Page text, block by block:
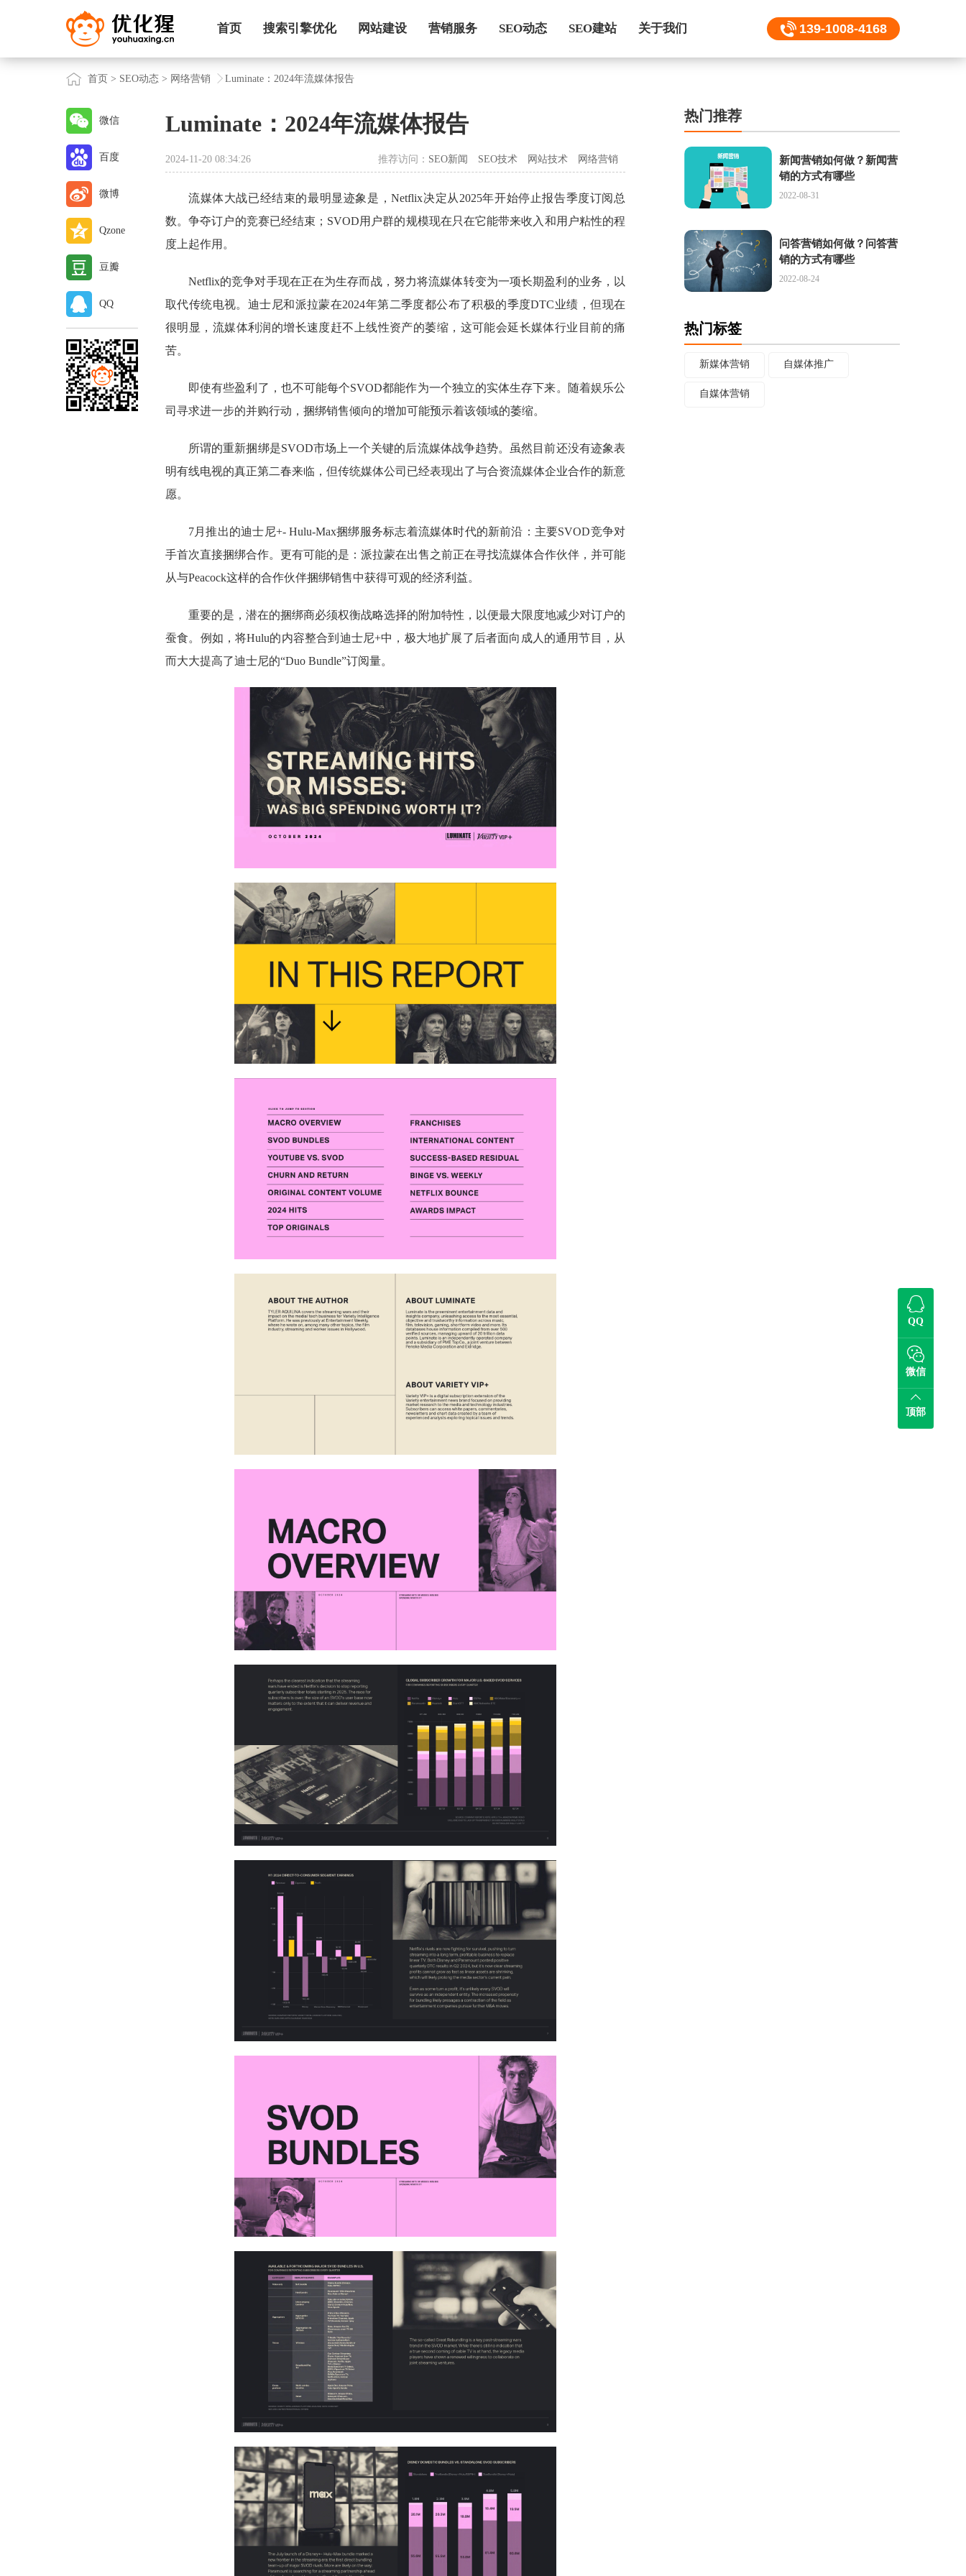
首页 搜索引擎优化 网站建设 营销服务 SEO动态 SEO建站 关于我们 139-1008-4168
首页 > SEO动态 > 网络营销 Luminate：2024年流媒体报告
Luminate：2024年流媒体报告
2024-11-20 08:34:26 推荐访问： SEO新闻 SEO技术 网站技术 网络营销
流媒体大战已经结束的最明显迹象是，Netflix决定从2025年开始停止报告季度订阅总
数。争夺订户的竞赛已经结束；SVOD用户群的规模现在只在它能带来收入和用户粘性的程
度上起作用。
Netflix的竞争对手现在正在为生存而战，努力将流媒体转变为一项长期盈利的业务，以
取代传统电视。迪士尼和派拉蒙在2024年第二季度都公布了积极的季度DTC业绩，但现在
很明显，流媒体利润的增长速度赶不上线性资产的萎缩，这可能会延长媒体行业目前的痛
苦。
即使有些盈利了，也不可能每个SVOD都能作为一个独立的实体生存下来。随着娱乐公
司寻求进一步的并购行动，捆绑销售倾向的增加可能预示着该领域的萎缩。
所谓的重新捆绑是SVOD市场上一个关键的后流媒体战争趋势。虽然目前还没有迹象表
明有线电视的真正第二春来临，但传统媒体公司已经表现出了与合资流媒体企业合作的新意
愿。
7月推出的迪士尼+- Hulu-Max捆绑服务标志着流媒体时代的新前沿：主要SVOD竞争对
手首次直接捆绑合作。更有可能的是：派拉蒙在出售之前正在寻找流媒体合作伙伴，并可能
从与Peacock这样的合作伙伴捆绑销售中获得可观的经济利益。
重要的是，潜在的捆绑商必须权衡战略选择的附加特性，以便最大限度地减少对订户的
蚕食。例如，将Hulu的内容整合到迪士尼+中，极大地扩展了后者面向成人的通用节目，从
而大大提高了迪士尼的“Duo Bundle”订阅量。
微信
百度
微博
Qzone
豆瓣
QQ
热门推荐
新闻营销如何做？新闻营
销的方式有哪些
2022-08-31
问答营销如何做？问答营
销的方式有哪些
2022-08-24
热门标签
新媒体营销 自媒体推广
自媒体营销
QQ
微信
顶部